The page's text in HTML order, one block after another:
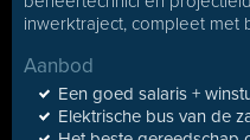
inwerktraject, compleet met
Aanbod
Een goed salaris +
Elektrische bus van de